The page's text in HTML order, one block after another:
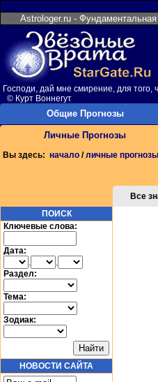
Astrologer.ru - Фундаментальная
Господи, дай мне смирение, для того,
© Курт Воннегут
Общие Прогнозы
Личные Прогнозы
Вы здесь: начало /личные прогнозы
Все
ПОИСК
Ключевые слова:
Дата:
.
.
Раздел:
Тема:
Зодиак:
НОВОСТИ САЙТА